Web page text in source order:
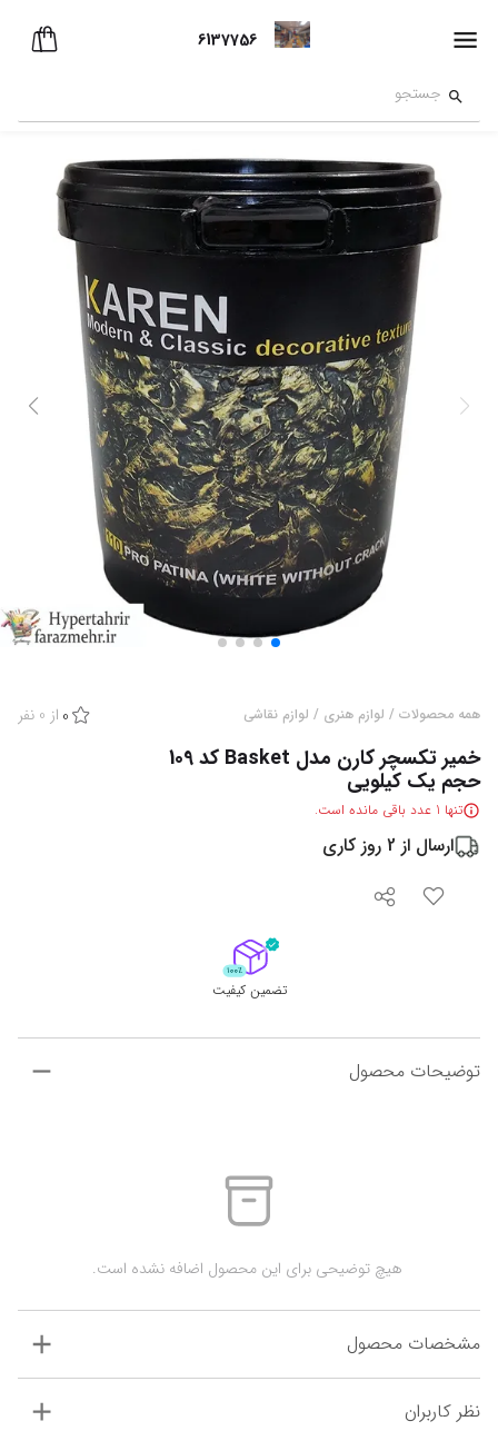
6137756
همه محصولات / لوازم هنری / لوازم نقاشی 0 از 0 نفر
خمیر تکسچر کارن مدل Basket کد 109
حجم یک کیلویی
تنها 1 عدد باقی مانده است.
ارسال از 2 روز کاری
تضمین کیفیت
توضیحات محصول
مشخصات محصول
نظر کاربران